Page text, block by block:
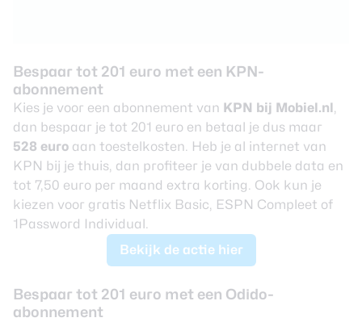
Bespaar tot 201 euro met een KPN-
abonnement
Kies je voor een abonnement van KPN bij Mobiel.nl,
dan bespaar je tot 201 euro en betaal je dus maar
528 euro aan toestelkosten. Heb je al internet van
KPN bij je thuis, dan profiteer je van dubbele data en
tot 7,50 euro per maand extra korting. Ook kun je
kiezen voor gratis Netflix Basic, ESPN Compleet of
1Password Individual.
Bekijk de actie hier
Bespaar tot 201 euro met een Odido-
abonnement